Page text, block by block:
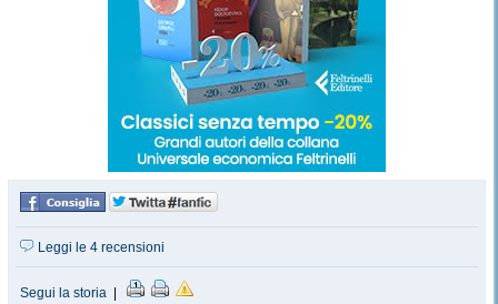
Leggi le 4 recensioni
Segui la storia